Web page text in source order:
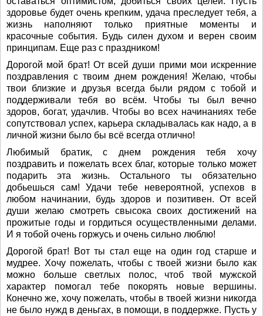
здоровье будет очень крепким, удача преследует тебя, а
жизнь наполняют только приятные моменты и
красочные события. Будь силен духом и верен своим
принципам. Еще раз с праздником!
Дорогой мой брат! От всей души прими мои искренние
поздравления с твоим днем рождения! Желаю, чтобы
твои близкие и друзья всегда были рядом с тобой и
поддерживали тебя во всём. Чтобы ты был вечно
здоров, богат, удачлив. Чтобы во всех начинаниях тебе
сопутствовал успех, карьера складывалась как надо, а в
личной жизни было бы всё всегда отлично!
Любимый братик, с днем рождения тебя хочу
поздравить и пожелать всех благ, которые только может
подарить эта жизнь. Остального ты обязательно
добьешься сам! Удачи тебе невероятной, успехов в
любом начинании, будь здоров и позитивен. От всей
души желаю смотреть свысока своих достижений на
прожитые годы и гордиться осуществленными делами.
И я тобой очень горжусь и очень сильно люблю!
Дорогой брат! Вот ты стал еще на один год старше и
мудрее. Хочу пожелать, чтобы с твоей жизни было как
можно больше светлых полос, чтоб твой мужской
характер помогал тебе покорять новые вершины.
Конечно же, хочу пожелать, чтобы в твоей жизни никогда
не было нужд в деньгах, в помощи, в поддержке. Пусть у